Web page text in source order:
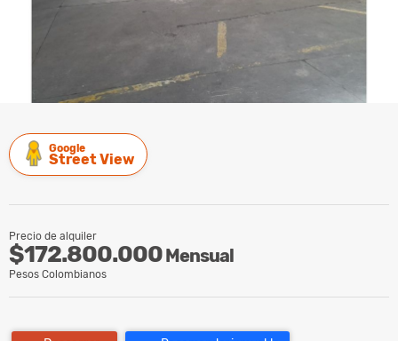
Google
Street View
Precio de alquiler
$172.800.000Mensual
Pesos Colombianos